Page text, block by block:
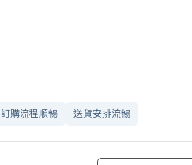
訂購流程順暢 送貨安排流暢